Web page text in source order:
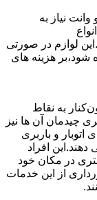
نیاز به
لوازم در صورتی
هزینه های
به نقاط
چیدمان آن ها نیز
و باربری
افراد
در مکان خود
از این خدمات